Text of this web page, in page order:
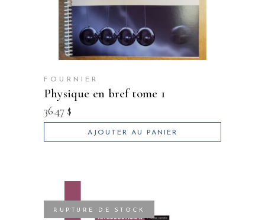
FOURNIER
physique en bref tome 1
36.47 $
AJOUTER AU PANIER
RUPTURE DE STOCK